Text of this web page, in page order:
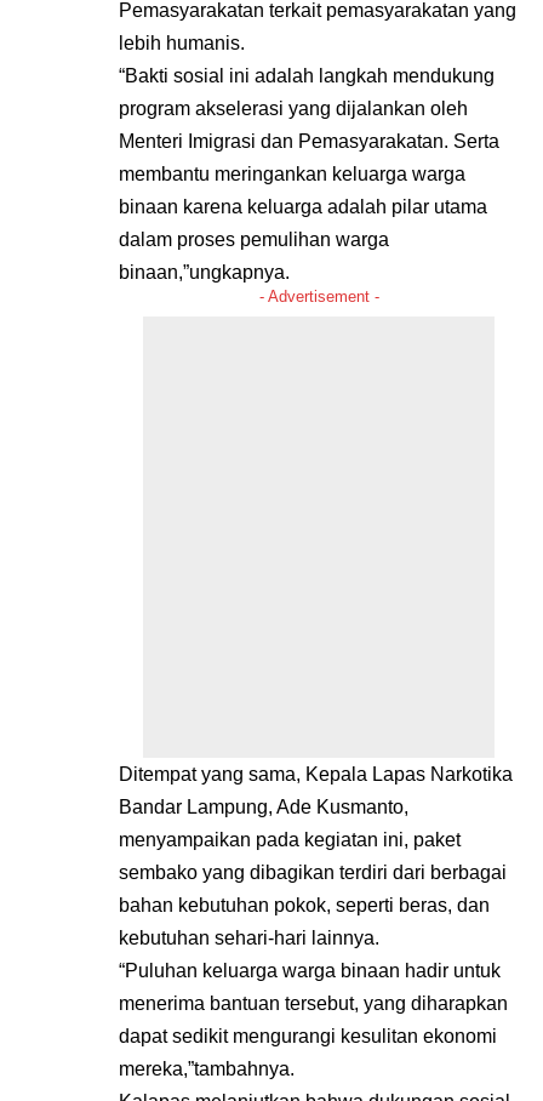
Pemasyarakatan terkait pemasyarakatan yang
lebih humanis.
“Bakti sosial ini adalah langkah mendukung
program akselerasi yang dijalankan oleh
Menteri Imigrasi dan Pemasyarakatan. Serta
membantu meringankan keluarga warga
binaan karena keluarga adalah pilar utama
dalam proses pemulihan warga
binaan,”ungkapnya.
- Advertisement -
Ditempat yang sama, Kepala Lapas Narkotika
Bandar Lampung, Ade Kusmanto,
menyampaikan pada kegiatan ini, paket
sembako yang dibagikan terdiri dari berbagai
bahan kebutuhan pokok, seperti beras, dan
kebutuhan sehari-hari lainnya.
“Puluhan keluarga warga binaan hadir untuk
menerima bantuan tersebut, yang diharapkan
dapat sedikit mengurangi kesulitan ekonomi
mereka,”tambahnya.